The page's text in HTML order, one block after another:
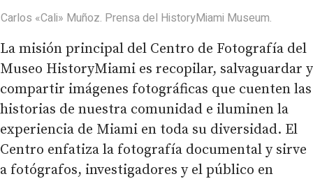
Carlos «Cali» Muñoz. Prensa del HistoryMiami Museum.
La misión principal del Centro de Fotografía del
Museo HistoryMiami es recopilar, salvaguardar y
compartir imágenes fotográficas que cuenten las
historias de nuestra comunidad e iluminen la
experiencia de Miami en toda su diversidad. El
Centro enfatiza la fotografía documental y sirve
a fotógrafos, investigadores y el público en